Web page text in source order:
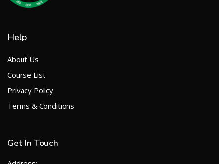
Help
About Us
Course List
Privacy Policy
Terms & Conditions
Get In Touch